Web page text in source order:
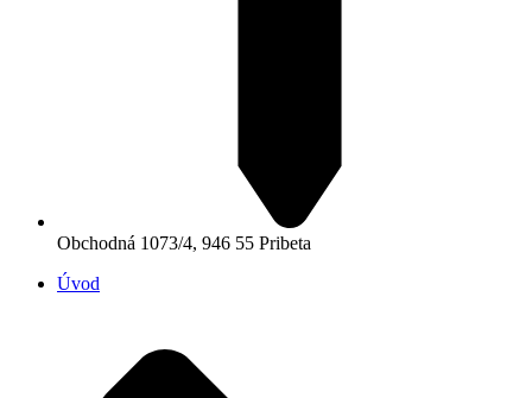
Obchodná 1073/4, 946 55 Pribeta
Úvod